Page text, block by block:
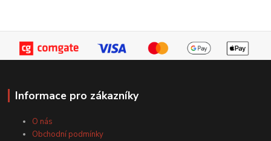
Informace pro zákazníky
O nás
Obchodní podmínky